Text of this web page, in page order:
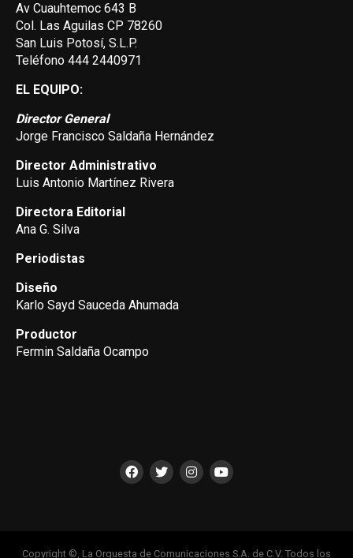
Av Cuauhtemoc 643 B
Col. Las Aguilas CP 78260
San Luis Potosí, S.L.P.
Teléfono 444 2440971
EL EQUIPO:
Director General
Jorge Francisco Saldaña Hernández
Director Administrativo
Luis Antonio Martínez Rivera
Directora Editorial
Ana G. Silva
Periodistas
Diseño
Karlo Sayd Sauceda Ahumada
Productor
Fermin Saldaña Ocampo
Copyright ©, La Orquesta de Comunicaciones S.A. de C.V. Todos los